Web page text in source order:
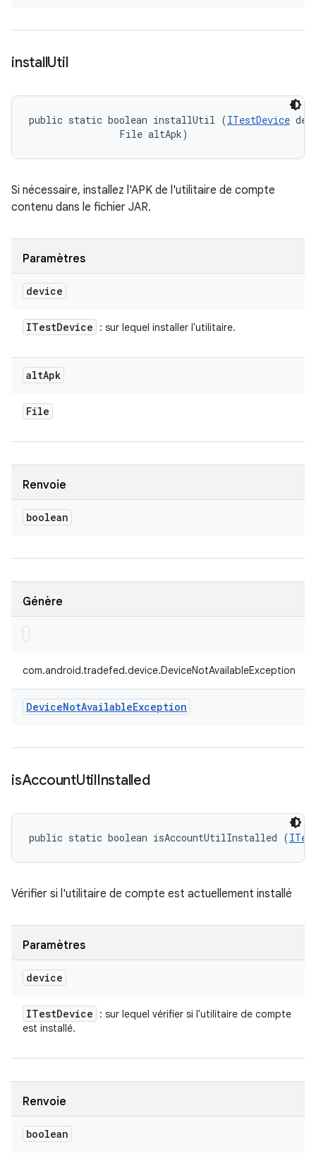
installUtil
public static boolean installUtil (ITestDevice
                File altApk)
Si nécessaire, installez l'APK de l'utilitaire de compte
contenu dans le fichier JAR.
Paramètres
device
ITestDevice : sur lequel installer l'utilitaire.
altApk
File
Renvoie
boolean
Génère
com.android.tradefed.device.DeviceNotAvailableException
DeviceNotAvailableException
isAccountUtilInstalled
public static boolean isAccountUtilInstalled (
Vérifier si l'utilitaire de compte est actuellement installé
Paramètres
device
ITestDevice
: sur lequel vérifier si l'utilitaire de compte
est installé.
Renvoie
boolean